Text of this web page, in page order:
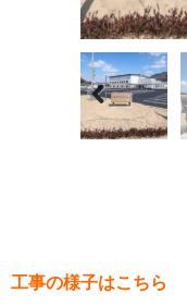
Previous
工事の様子はこちら